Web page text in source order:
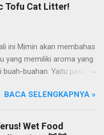
Tofu Cat Litter!
ini Mimin akan membahas
yang memiliki aroma yang
buahan. Yaitu pasir
satu merk produk
oleh PT. Arthacat Tirta
ini bergerak di
kucing, seperti Cat
BACA SELENGKAPNYA »
Wet Food